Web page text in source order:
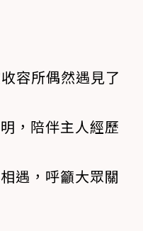
容所偶然遇見了
，陪伴主人經歷
遇，呼籲大眾關